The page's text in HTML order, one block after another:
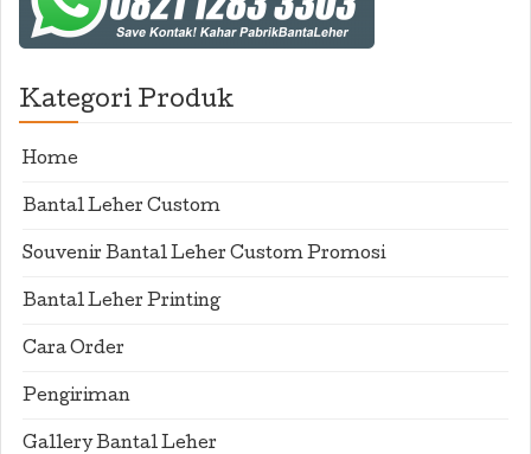
Kategori Produk
Home
Bantal Leher Custom
Souvenir Bantal Leher Custom Promosi
Bantal Leher Printing
Cara Order
Pengiriman
Gallery Bantal Leher